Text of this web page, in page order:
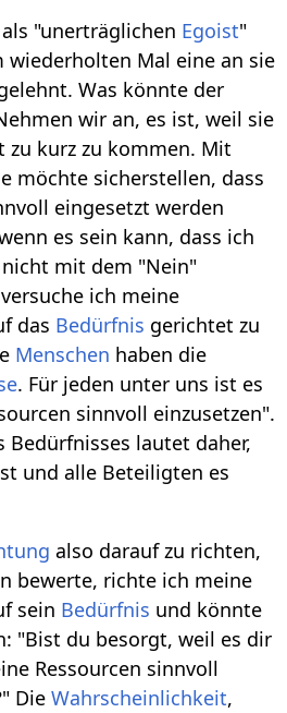
"unerträglichen Egoist"
wiederholten Mal eine an sie
Was könnte der
wir an, es ist, weil sie
zu kurz zu kommen. Mit
möchte sicherstellen, dass
eingesetzt werden
es sein kann, dass ich
mit dem "Nein"
ich meine
das Bedürfnis gerichtet zu
Menschen haben die
. Für jeden unter uns ist es
sinnvoll einzusetzen".
Bedürfnisses lautet daher,
und alle Beteiligten es
also darauf zu richten,
bewerte, richte ich meine
sein Bedürfnis und könnte
"Bist du besorgt, weil es dir
Ressourcen sinnvoll
DieWahrscheinlichkeit,